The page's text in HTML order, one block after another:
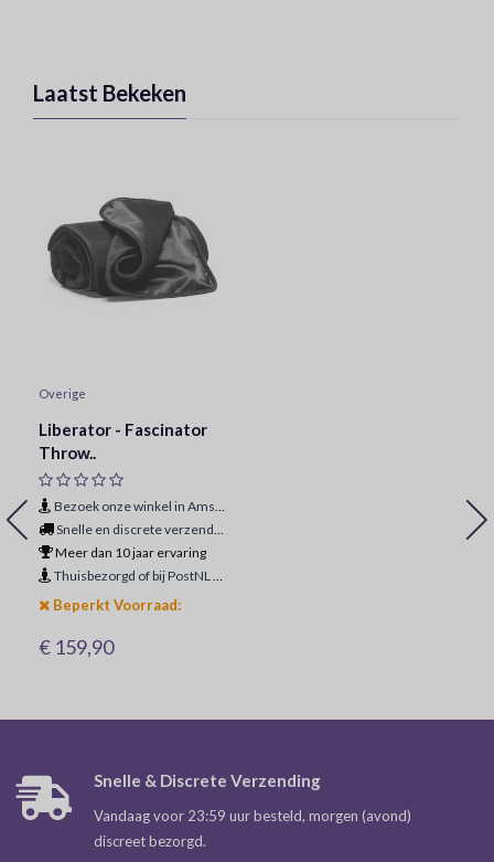
Laatst Bekeken
Overige
Liberator - Fascinator
Throw..
Bezoek onze winkel in Amsterdam
Snelle en discrete verzending
Meer dan 10 jaar ervaring
Thuisbezorgd of bij PostNL ophaalpunt
Beperkt Voorraad:
€ 159,90
Snelle & Discrete Verzending
Vandaag voor 23:59 uur besteld, morgen (avond)
discreet bezorgd.